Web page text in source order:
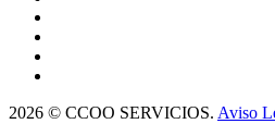
2026 © CCOO SERVICIOS. Aviso